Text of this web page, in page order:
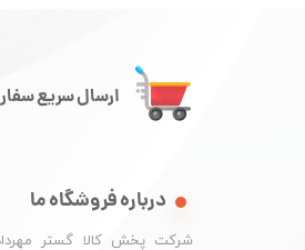
ارسال سریع
درباره فروشگاه ما
شرکت پخش کالا گستر